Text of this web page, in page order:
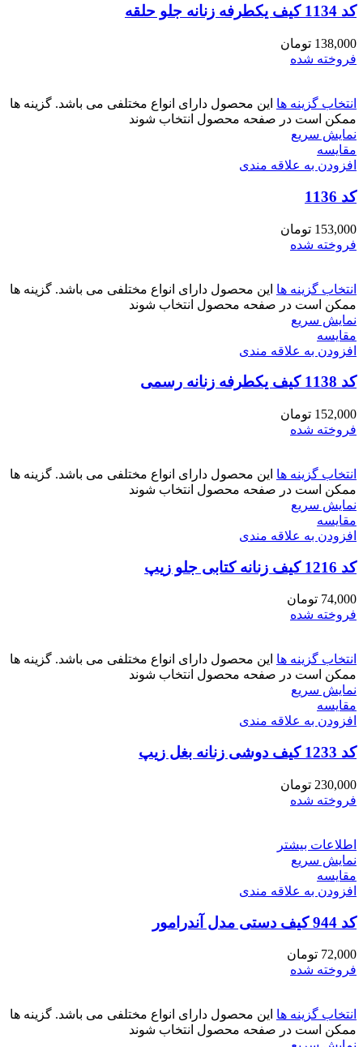
کد 1134 کیف یکطرفه زنانه جلو حلقه
138,000 تومان
فروخته شده
انتخاب گزینه ها این محصول دارای انواع مختلفی می باشد. گزینه ها
ممکن است در صفحه محصول انتخاب شوند
نمایش سریع
مقايسه
افزودن به علاقه مندی
کد 1136
153,000 تومان
فروخته شده
انتخاب گزینه ها این محصول دارای انواع مختلفی می باشد. گزینه ها
ممکن است در صفحه محصول انتخاب شوند
نمایش سریع
مقايسه
افزودن به علاقه مندی
کد 1138 کیف یکطرفه زنانه رسمی
152,000 تومان
فروخته شده
انتخاب گزینه ها این محصول دارای انواع مختلفی می باشد. گزینه ها
ممکن است در صفحه محصول انتخاب شوند
نمایش سریع
مقايسه
افزودن به علاقه مندی
کد 1216 کیف زنانه کتابی جلو زیپ
74,000 تومان
فروخته شده
انتخاب گزینه ها این محصول دارای انواع مختلفی می باشد. گزینه ها
ممکن است در صفحه محصول انتخاب شوند
نمایش سریع
مقايسه
افزودن به علاقه مندی
کد 1233 کیف دوشی زنانه بغل زیپ
230,000 تومان
فروخته شده
اطلاعات بیشتر
نمایش سریع
مقايسه
افزودن به علاقه مندی
کد 944 کیف دستی مدل آندرامور
72,000 تومان
فروخته شده
انتخاب گزینه ها این محصول دارای انواع مختلفی می باشد. گزینه ها
ممکن است در صفحه محصول انتخاب شوند